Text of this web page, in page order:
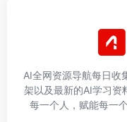
AI全网资源导航每日
架以及最新的AI学习资
每一个人，赋能每一